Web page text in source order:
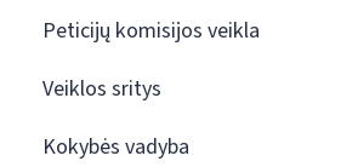
Peticijų komisijos veikla
Veiklos sritys
Kokybės vadyba